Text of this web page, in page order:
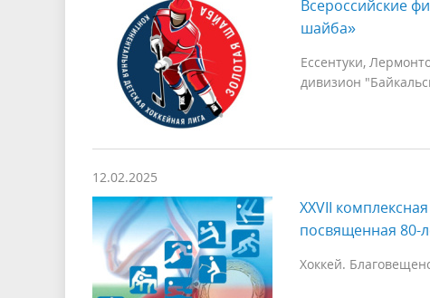
Всероссийские
шайба»
Ессентуки,
дивизион
12.02.2025
XXVII
посвященная 80-
Хоккей.